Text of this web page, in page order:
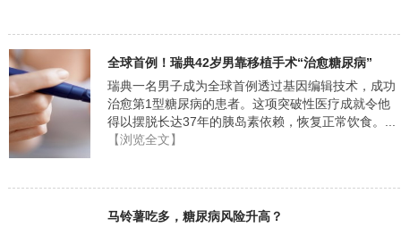
全球首例！瑞典42岁男靠移植手术“治愈糖尿病”
瑞典一名男子成为全球首例透过基因编辑技术，成功
治愈第1型糖尿病的患者。这项突破性医疗成就令他
得以摆脱长达37年的胰岛素依赖，恢复正常饮食。...
【浏览全文】
马铃薯吃多，糖尿病风险升高？